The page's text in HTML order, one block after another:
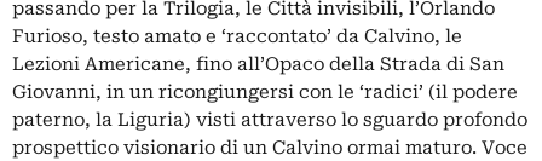
passando per la Trilogia, le Città invisibili, l’Orlando
Furioso, testo amato e ‘raccontato’ da Calvino, le
Lezioni Americane, fino all’Opaco della Strada di San
Giovanni, in un ricongiungersi con le ‘radici’ (il podere
paterno, la Liguria) visti attraverso lo sguardo profondo
prospettico visionario di un Calvino ormai maturo. Voce